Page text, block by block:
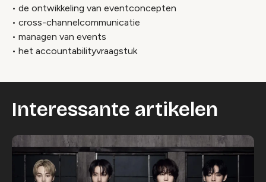
• de ontwikkeling van eventconcepten
• cross-channelcommunicatie
• managen van events
• het accountabilityvraagstuk
Interessante artikelen